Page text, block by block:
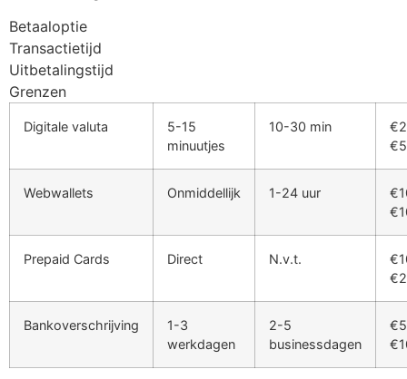
Betaaloptie
Transactietijd
Uitbetalingstijd
Grenzen
Digitale valuta
5-15
minuutjes
10-30 min
Webwallets Onmiddellijk 1-24 uur
Prepaid Cards Direct N.v.t.
Bankoverschrijving
1-3
werkdagen
2-5
businessdagen